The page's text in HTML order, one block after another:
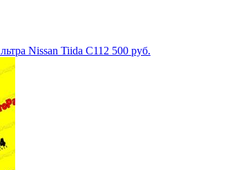
Nissan Tiida C11 2 500 руб.